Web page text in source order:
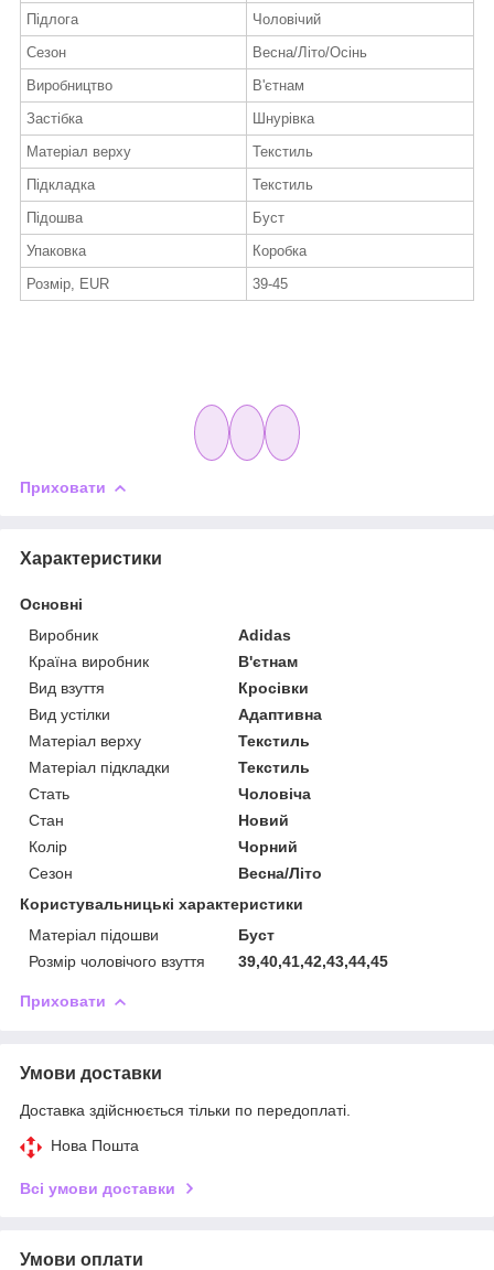
Підлога
Чоловічий
Сезон
Весна/Літо/Осінь
Виробництво
В'єтнам
Застібка
Шнурівка
Матеріал верху
Текстиль
Підкладка
Текстиль
Підошва
Буст
Упаковка
Коробка
Розмір, EUR
39-45
Приховати
Характеристики
Основні
Виробник
Adidas
Країна виробник
В'єтнам
Вид взуття
Кросівки
Вид устілки
Адаптивна
Матеріал верху
Текстиль
Матеріал підкладки
Текстиль
Стать
Чоловіча
Стан
Новий
Колір
Чорний
Сезон
Весна/Літо
Користувальницькі характеристики
Матеріал підошви
Буст
Розмір чоловічого взуття
39,40,41,42,43,44,45
Приховати
Умови доставки
Доставка здійснюється тільки по передоплаті.
Нова Пошта
Всі умови доставки
Умови оплати